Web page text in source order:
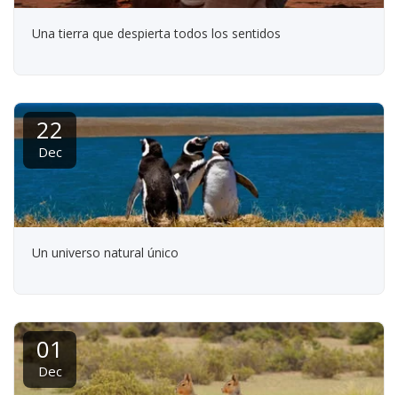
Una tierra que despierta todos los sentidos
22
Dec
Un universo natural único
01
Dec